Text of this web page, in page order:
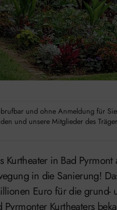
und ohne Anmeldung für
und unsere Mitglieder des
in die Sanierung!
Euro für die grund-
Kurtheaters